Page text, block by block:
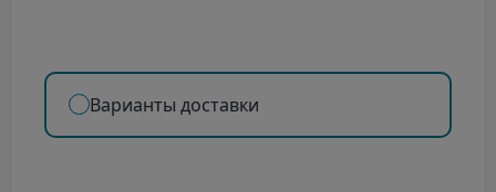
Варианты доставки